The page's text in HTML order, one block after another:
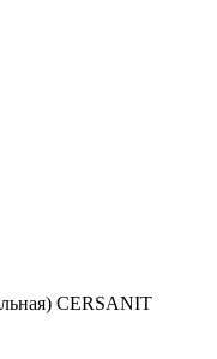
CERSANIT